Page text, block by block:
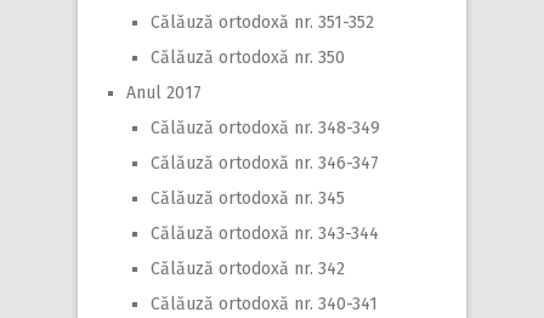
Călăuză ortodoxă nr. 351-352
Călăuză ortodoxă nr. 350
Anul 2017
Călăuză ortodoxă nr. 348-349
Călăuză ortodoxă nr. 346-347
Călăuză ortodoxă nr. 345
Călăuză ortodoxă nr. 343-344
Călăuză ortodoxă nr. 342
Călăuză ortodoxă nr. 340-341